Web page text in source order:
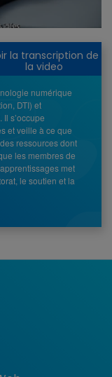
la transcription de
la video
numérique
DTI) et
s’occupe
et veille à ce que
ressources dont
les membres de
met
le soutien et la